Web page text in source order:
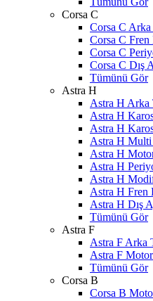
Corsa C
Corsa C Arka
Corsa C Fren
Corsa C
Corsa C Dış
Tümünü Gör
Astra H
Astra H Arka
Astra H
Astra H
Astra H Multi
Astra H
Astra H
Astra H
Astra H Fren
Astra H Dış
Tümünü Gör
Astra F
Astra F Arka
Astra F
Tümünü Gör
Corsa B
Corsa B